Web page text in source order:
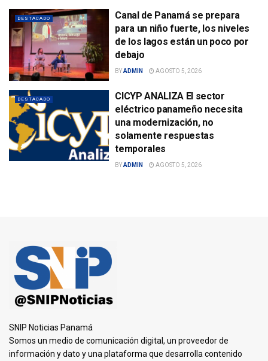
DESTACADO
Canal de Panamá se prepara
para un niño fuerte, los niveles
de los lagos están un poco por
debajo
BYADMIN AGOSTO 5, 2026
DESTACADO
CICYP ANALIZA El sector
eléctrico panameño necesita
una modernización, no
solamente respuestas
temporales
BYADMIN AGOSTO 5, 2026
SNIP Noticias Panamá
Somos un medio de comunicación digital, un proveedor de
información y dato y una plataforma que desarrolla contenido